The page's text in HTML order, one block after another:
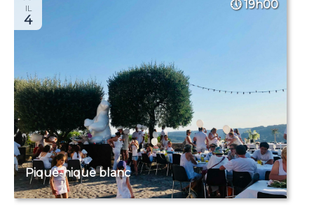
IL
4
19h00
Pique-nique blanc